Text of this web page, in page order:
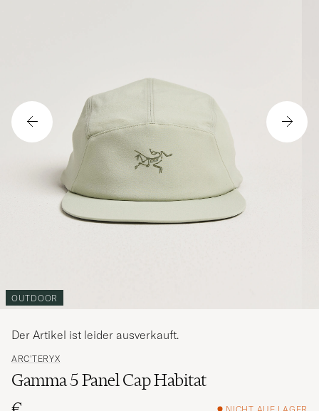
OUTDOOR
ARC'TERYX
Gamma 5 Panel Cap Habitat
Der Artikel ist leider ausverkauft.